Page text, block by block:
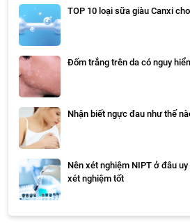
TOP 10 loại sữa giàu Canxi
Đốm trắng trên da có nguy
Nhận biết ngực đau như thế
Nên xét nghiệm NIPT ở đâu
xét nghiệm tốt